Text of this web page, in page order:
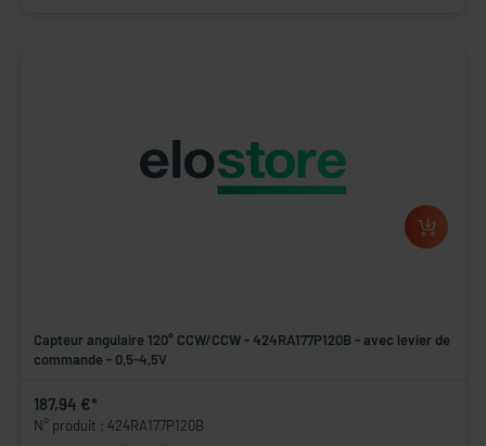
Capteur angulaire 120° CCW/CCW - 424RA177P120B - avec levier de
commande - 0,5-4,5V
187,94 €*
N° produit : 424RA177P120B